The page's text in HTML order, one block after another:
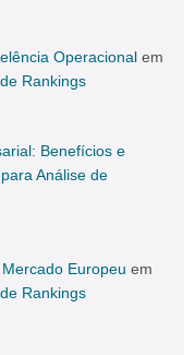
Operacional em
Rankings
Benefícios e
Análise de
Europeu em
Rankings